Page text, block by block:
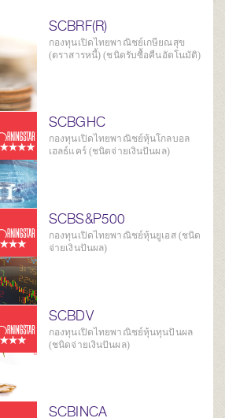
SCBRF(R)
กองทุนเปิดไทยพาณิชย์เกษียณสุข
(ตราสารหนี้) (ชนิดรับซื้อคืนอัตโนมัติ)
SCBGHC
กองทุนเปิดไทยพาณิชย์หุ้นโกลบอล
เฮลธ์แคร์ (ชนิดจ่ายเงินปันผล)
SCBS&P500
กองทุนเปิดไทยพาณิชย์หุ้นยูเอส (ชนิด
จ่ายเงินปันผล)
SCBDV
กองทุนเปิดไทยพาณิชย์หุ้นทุนปันผล
(ชนิดจ่ายเงินปันผล)
SCBINCA